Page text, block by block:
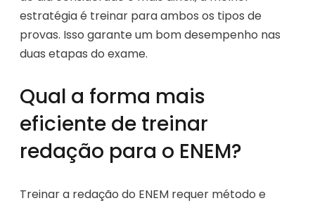
estratégia é treinar para ambos os tipos de
provas. Isso garante um bom desempenho nas
duas etapas do exame.
Qual a forma mais
eficiente de treinar
redação para o ENEM?
Treinar a redação do ENEM requer método e